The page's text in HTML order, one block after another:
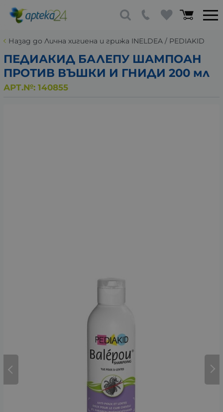
Назад до Лична хигиена и грижа INELDEA / PEDIAKID
ПЕДИАКИД БАЛЕПУ ШАМПОАН
ПРОТИВ ВЪШКИ И ГНИДИ 200 мл
АРТ.№: 140855